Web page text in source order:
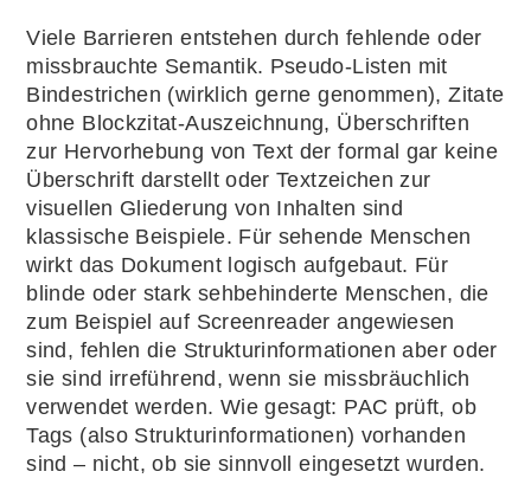
Viele Barrieren entstehen durch fehlende oder
missbrauchte Semantik. Pseudo-Listen mit
Bindestrichen (wirklich gerne genommen), Zitate
ohne Blockzitat-Auszeichnung, Überschriften
zur Hervorhebung von Text der formal gar keine
Überschrift darstellt oder Textzeichen zur
visuellen Gliederung von Inhalten sind
klassische Beispiele. Für sehende Menschen
wirkt das Dokument logisch aufgebaut. Für
blinde oder stark sehbehinderte Menschen, die
zum Beispiel auf Screenreader angewiesen
sind, fehlen die Strukturinformationen aber oder
sie sind irreführend, wenn sie missbräuchlich
verwendet werden. Wie gesagt: PAC prüft, ob
Tags (also Strukturinformationen) vorhanden
sind – nicht, ob sie sinnvoll eingesetzt wurden.